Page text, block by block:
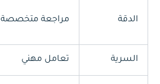
الدقة مراجعة متخصصة
السرية تعامل مهني